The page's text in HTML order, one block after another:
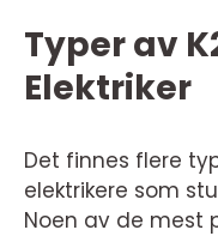
Typer av
Elektriker
Det finnes flere
elektrikere som
Noen av de mest